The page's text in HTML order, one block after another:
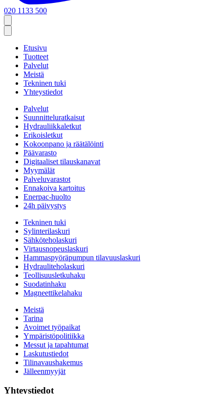
020 1133 500
Etusivu
Tuotteet
Palvelut
Meistä
Tekninen tuki
Yhteystiedot
Palvelut
Suunnitteluratkaisut
Hydrauliikkaletkut
Erikoisletkut
Kokoonpano ja räätälöinti
Päävarasto
Digitaaliset tilauskanavat
Myymälät
Palveluvarastot
Ennakoiva kartoitus
Enerpac-huolto
24h päivystys
Tekninen tuki
Sylinterilaskuri
Sähköteholaskuri
Virtausnopeuslaskuri
Hammaspyöräpumpun tilavuuslaskuri
Hydrauliteholaskuri
Teollisuusletkuhaku
Suodatinhaku
Magneettikelahaku
Meistä
Tarina
Avoimet työpaikat
Ympäristöpolitiikka
Messut ja tapahtumat
Laskutustiedot
Tilinavaushakemus
Jälleenmyyjät
Yhteystiedot